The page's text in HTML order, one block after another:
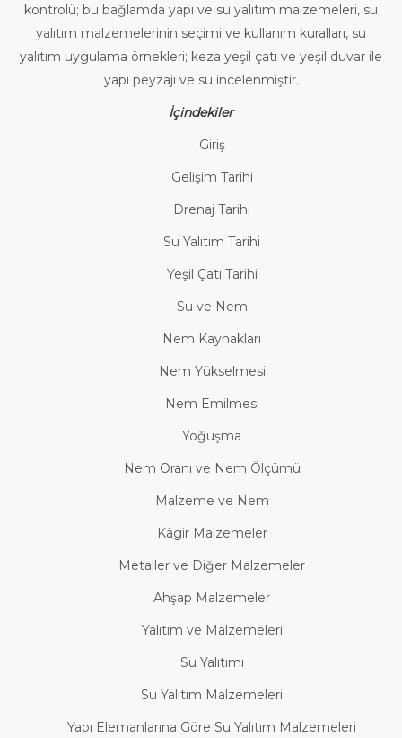
kontrolü; bu bağlamda yapı ve su yalıtım malzemeleri, su
yalıtım malzemelerinin seçimi ve kullanım kuralları, su
yalıtım uygulama örnekleri; keza yeşil çatı ve yeşil duvar ile
yapı peyzajı ve su incelenmiştir.
İçindekiler
Giriş
Gelişim Tarihi
Drenaj Tarihi
Su Yalıtım Tarihi
Yeşil Çatı Tarihi
Su ve Nem
Nem Kaynakları
Nem Yükselmesi
Nem Emilmesi
Yoğuşma
Nem Oranı ve Nem Ölçümü
Malzeme ve Nem
Kâgir Malzemeler
Metaller ve Diğer Malzemeler
Ahşap Malzemeler
Yalıtım ve Malzemeleri
Su Yalıtımı
Su Yalıtım Malzemeleri
Yapı Elemanlarına Göre Su Yalıtım Malzemeleri